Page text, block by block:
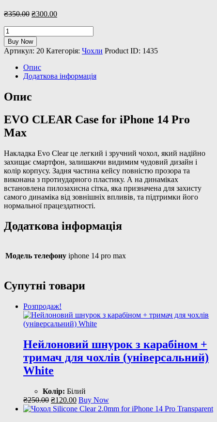
₴350.00 Оригінальна
₴300.00Поточна
Чохол
EVO
CLEAR
Case
iPhone
Pro
Max
кількість
Buy Now
Артикул: 20 Категорія: Чохли Product ID: 1435
Опис
Додаткова інформація
Опис
EVO CLEAR Case for iPhone 14 Pro
Max
Накладка Evo Clear це легкий і зручний чохол, який надійно
захищає смартфон, залишаючи видимим чудовий дизайн і
колір корпусу. Задня частина кейсу повністю прозора та
виконана з протиударного пластику. А на динаміках
встановлена пилозахисна сітка, яка призначена для захисту
самого динаміка від зовнішніх впливів, та підтримки його
нормальної працездатності.
Додаткова інформація
Модель телефону iphone 14 pro max
Супутні товари
Розпродаж!
Нейлоновий шнурок з карабіном +
тримач для чохлів (універсальний)
White
Колір: Білий
₴250.00 Оригінальна
ціна:
₴120.00Поточна
ціна:
Buy Now